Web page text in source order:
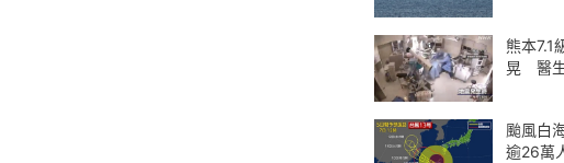
熊本
晃 醫生
颱風白
逾26萬